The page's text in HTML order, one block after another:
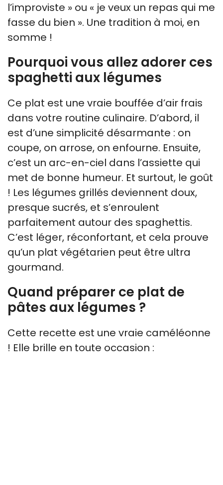
l’improviste » ou « je veux un repas qui me
fasse du bien ». Une tradition à moi, en
somme !
Pourquoi vous allez adorer ces
spaghetti aux légumes
Ce plat est une vraie bouffée d’air frais
dans votre routine culinaire. D’abord, il
est d’une simplicité désarmante : on
coupe, on arrose, on enfourne. Ensuite,
c’est un arc-en-ciel dans l’assiette qui
met de bonne humeur. Et surtout, le goût
! Les légumes grillés deviennent doux,
presque sucrés, et s’enroulent
parfaitement autour des spaghettis.
C’est léger, réconfortant, et cela prouve
qu’un plat végétarien peut être ultra
gourmand.
Quand préparer ce plat de
pâtes aux légumes ?
Cette recette est une vraie caméléonne
! Elle brille en toute occasion :